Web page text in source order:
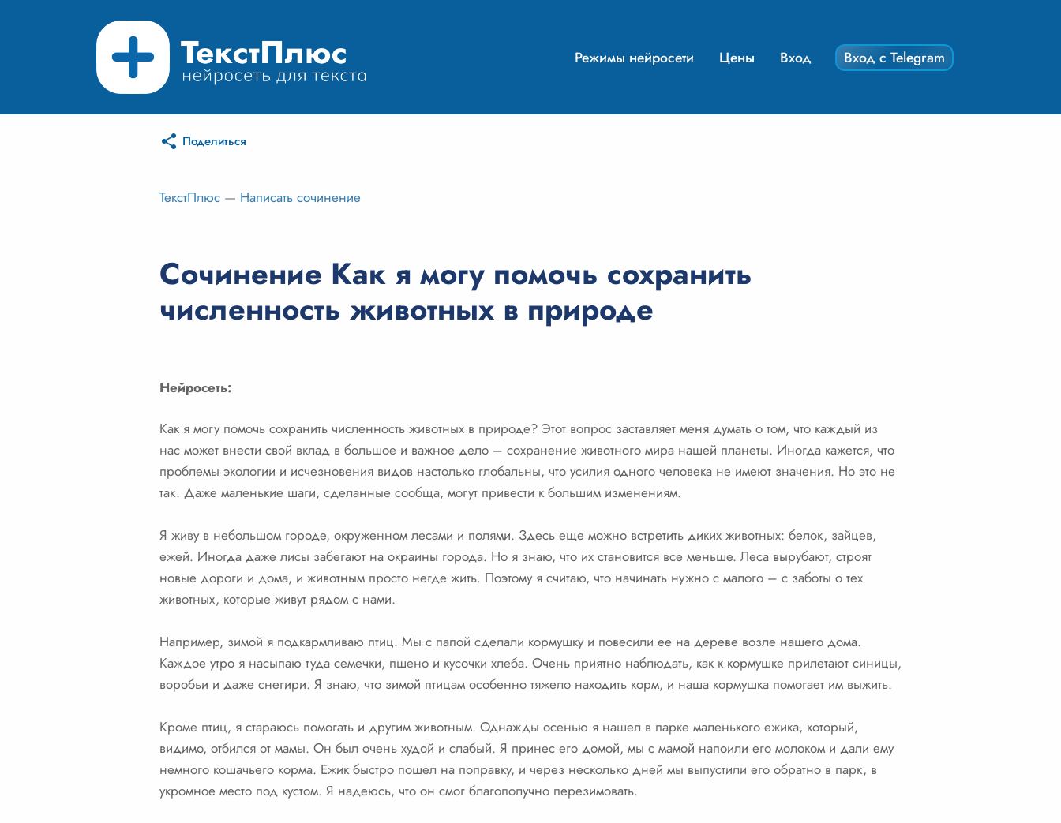
Режимы нейросети Цены Вход Вход с Telegram
Поделиться
ТекстПлюс — Написать сочинение
Сочинение Как я могу помочь сохранить
численность животных в природе
Нейросеть:
Как я могу помочь сохранить численность животных в природе? Этот вопрос заставляет меня думать о том, что каждый из
нас может внести свой вклад в большое и важное дело – сохранение животного мира нашей планеты. Иногда кажется, что
проблемы экологии и исчезновения видов настолько глобальны, что усилия одного человека не имеют значения. Но это не
так. Даже маленькие шаги, сделанные сообща, могут привести к большим изменениям.
Я живу в небольшом городе, окруженном лесами и полями. Здесь еще можно встретить диких животных: белок, зайцев,
ежей. Иногда даже лисы забегают на окраины города. Но я знаю, что их становится все меньше. Леса вырубают, строят
новые дороги и дома, и животным просто негде жить. Поэтому я считаю, что начинать нужно с малого – с заботы о тех
животных, которые живут рядом с нами.
Например, зимой я подкармливаю птиц. Мы с папой сделали кормушку и повесили ее на дереве возле нашего дома.
Каждое утро я насыпаю туда семечки, пшено и кусочки хлеба. Очень приятно наблюдать, как к кормушке прилетают синицы,
воробьи и даже снегири. Я знаю, что зимой птицам особенно тяжело находить корм, и наша кормушка помогает им выжить.
Кроме птиц, я стараюсь помогать и другим животным. Однажды осенью я нашел в парке маленького ежика, который,
видимо, отбился от мамы. Он был очень худой и слабый. Я принес его домой, мы с мамой напоили его молоком и дали ему
немного кошачьего корма. Ежик быстро пошел на поправку, и через несколько дней мы выпустили его обратно в парк, в
укромное место под кустом. Я надеюсь, что он смог благополучно перезимовать.